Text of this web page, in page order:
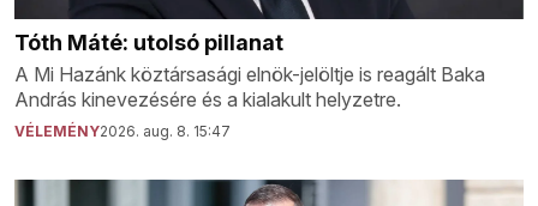
Tóth Máté: utolsó pillanat
A Mi Hazánk köztársasági elnök-jelöltje is reagált Baka
András kinevezésére és a kialakult helyzetre.
VÉLEMÉNY2026. aug. 8. 15:47